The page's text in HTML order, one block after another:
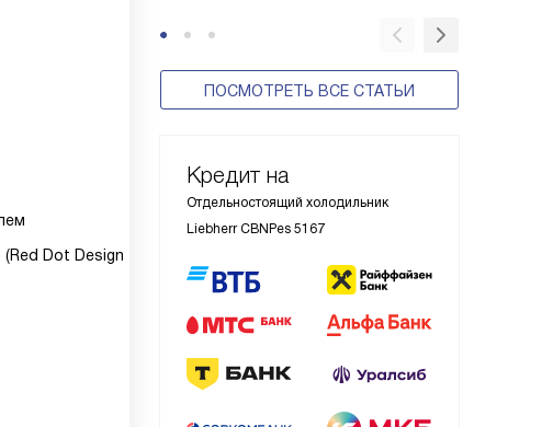
ПОСМОТРЕТЬ ВСЕ СТАТЬИ
Кредит на
Отдельностоящий холодильник
Liebherr CBNPes 5167
Dot Design